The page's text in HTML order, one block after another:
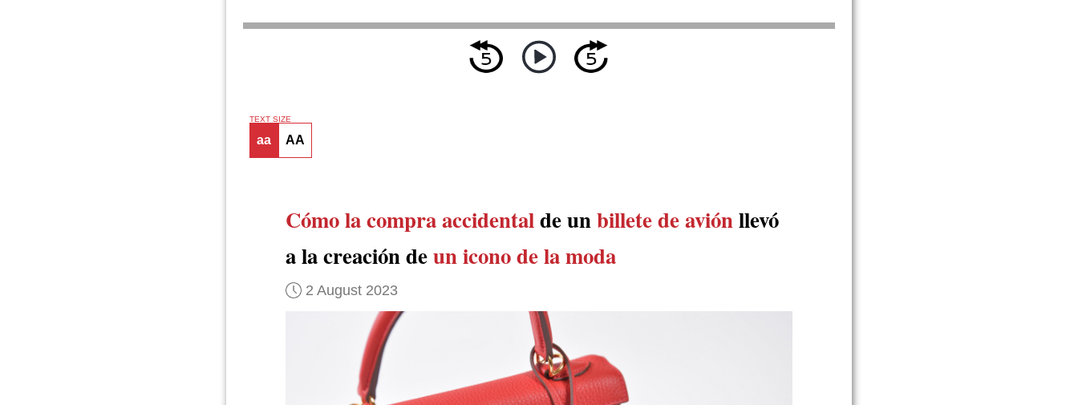
TEXT SIZE
aa AA
Cómo la compra accidentalde unbillete de aviónllevó
a la creación deun icono de la moda
2 August 2023